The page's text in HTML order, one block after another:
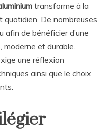
transforme à la
quotidien. De nombreuses
de bénéficier d’une
moderne et durable.
une réflexion
ainsi que le choix